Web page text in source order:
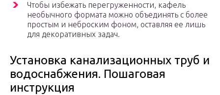
Чтобы избежать перегруженности, кафель
необычного формата можно объединять с более
простым и неброским фоном, оставляя ее лишь
для декоративных задач.
Установка канализационных труб и
водоснабжения. Пошаговая
инструкция